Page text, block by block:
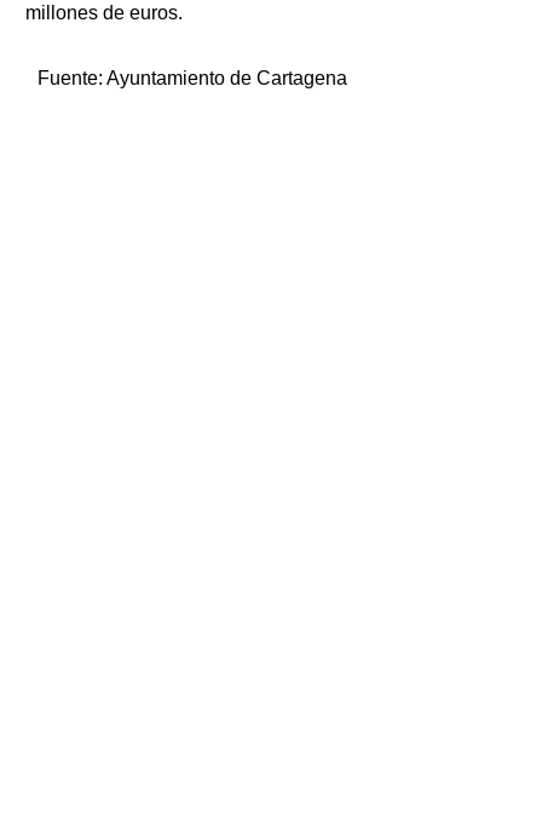
millones de euros.
Fuente: Ayuntamiento de Cartagena